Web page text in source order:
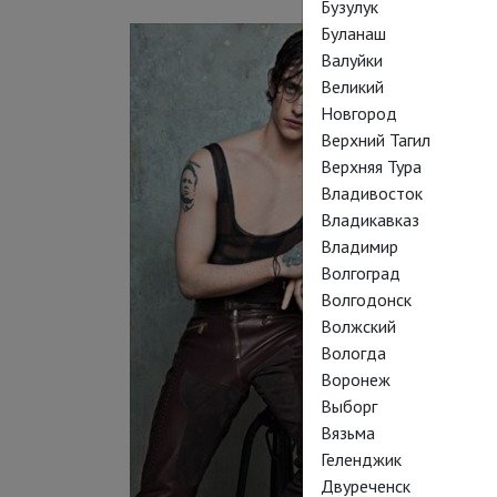
Бузулук
Буланаш
Валуйки
Великий
Новгород
Верхний Тагил
Верхняя Тура
Владивосток
Владикавказ
Владимир
Волгоград
Волгодонск
Волжский
Вологда
Воронеж
Выборг
Вязьма
Геленджик
Двуреченск